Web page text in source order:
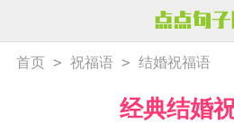
首页 > 祝福语 > 结婚祝福语
经典结婚